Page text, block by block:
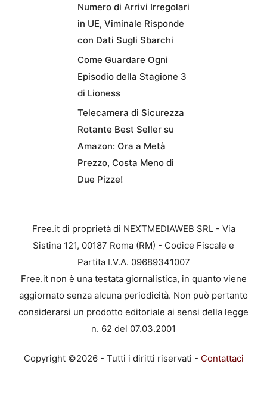
Numero di Arrivi Irregolari
in UE, Viminale Risponde
con Dati Sugli Sbarchi
Come Guardare Ogni
Episodio della Stagione 3
di Lioness
Telecamera di Sicurezza
Rotante Best Seller su
Amazon: Ora a Metà
Prezzo, Costa Meno di
Due Pizze!
Free.it di proprietà di NEXTMEDIAWEB SRL - Via
Sistina 121, 00187 Roma (RM) - Codice Fiscale e
Partita I.V.A. 09689341007
Free.it non è una testata giornalistica, in quanto viene
aggiornato senza alcuna periodicità. Non può pertanto
considerarsi un prodotto editoriale ai sensi della legge
n. 62 del 07.03.2001
Copyright ©2026 - Tutti i diritti riservati - Contattaci